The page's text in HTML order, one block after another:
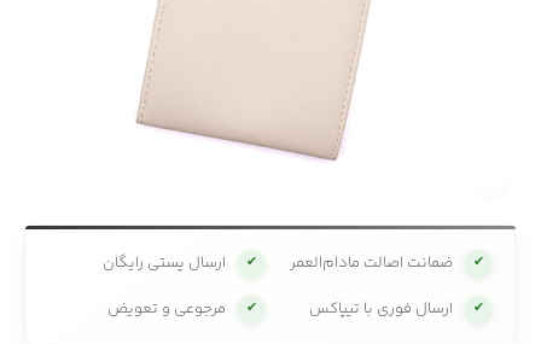
✔ ضمانت اصالت مادام‌العمر ✔ ارسال پستی رایگان
✔ ارسال فوری با تیپاکس ✔ مرجوعی و تعویض